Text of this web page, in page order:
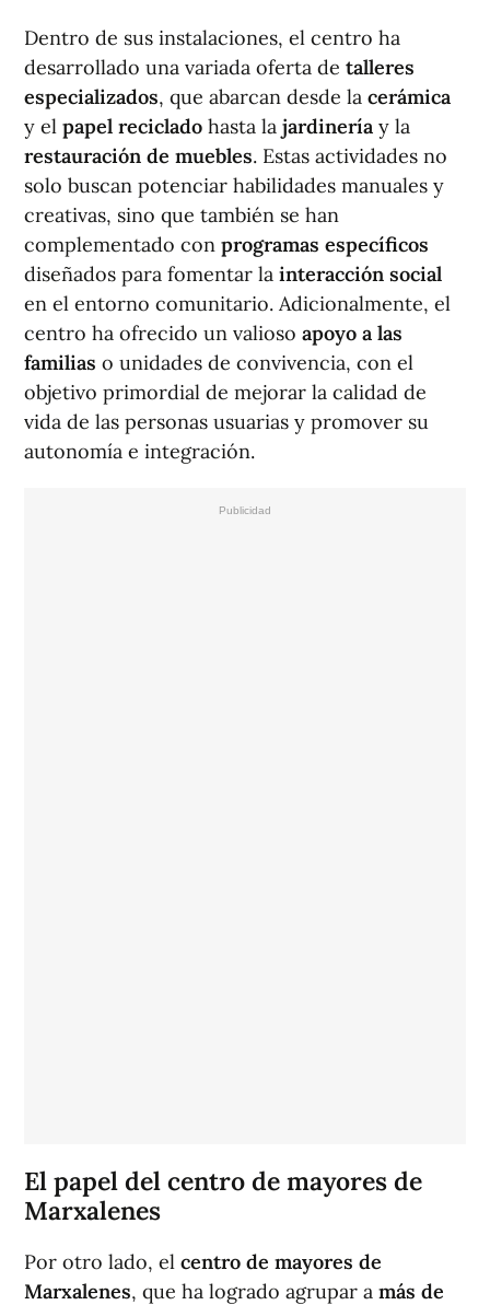
Dentro de sus instalaciones, el centro ha
desarrollado una variada oferta de talleres
especializados, que abarcan desde la cerámica
y el papel reciclado hasta la jardinería y la
restauración de muebles. Estas actividades no
solo buscan potenciar habilidades manuales y
creativas, sino que también se han
complementado con programas específicos
diseñados para fomentar la interacción social
en el entorno comunitario. Adicionalmente, el
centro ha ofrecido un valioso apoyo a las
familias o unidades de convivencia, con el
objetivo primordial de mejorar la calidad de
vida de las personas usuarias y promover su
autonomía e integración.
El papel del centro de mayores de
Marxalenes
Por otro lado, el centro de mayores de
Marxalenes, que ha logrado agrupar a más de